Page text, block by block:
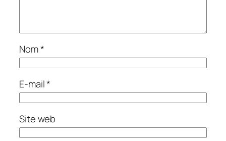
Nom*
E-mail*
Site web